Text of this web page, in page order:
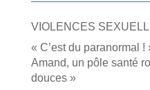
VIOLENCES
« C’est du paranormal
Amand, un pôle santé
douces »